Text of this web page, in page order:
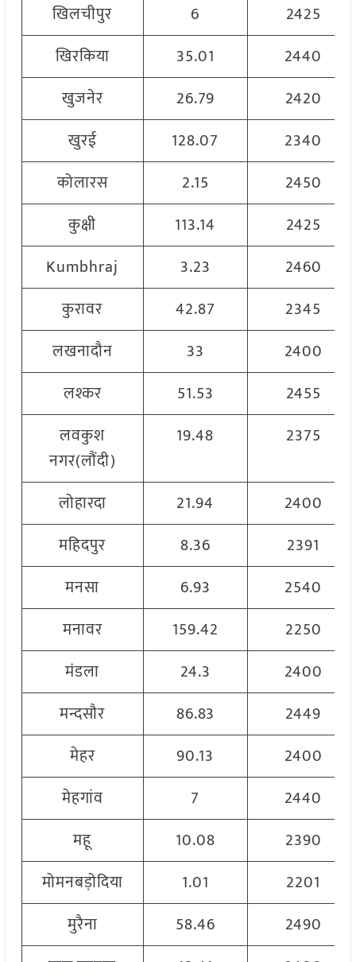
खिलचीपुर
6
2425
खिरकिया
35.01
2440
खुजनेर
26.79
2420
खुरई
128.07
2340
कोलारस
2.15
2450
कुक्षी
113.14
2425
Kumbhraj
3.23
2460
कुरावर
42.87
2345
लखनादौन
33
2400
लश्कर
51.53
2455
लवकुश
नगर(लौंदी)
19.48 2375
लोहारदा 21.94
2400
महिदपुर
8.36
2391
मनसा
6.93
2540
मनावर
159.42
2250
मंडला
24.3
2400
मन्दसौर
86.83
2449
मेहर
90.13
2400
मेहगांव
7
2440
महू
10.08
2390
मोमनबड़ोदिया
1.01
2201
मुरैना
58.46
2490